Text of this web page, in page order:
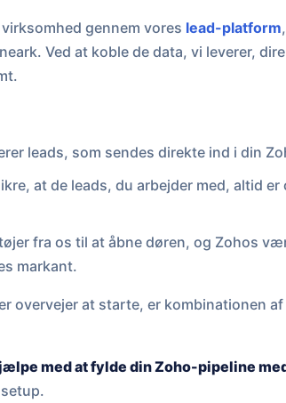
gennem vores lead-platform
Ved at koble de data, vi leverer,
leads, som sendes direkte ind i din
at de leads, du arbejder med, altid er
fra os til at åbne døren, og Zohos
markant.
overvejer at starte, er kombinationen
med at fylde din Zoho-pipeline